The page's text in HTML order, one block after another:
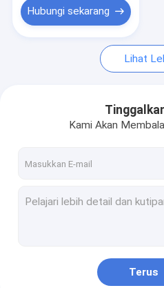
Berita
Layar LCD Tipe Bar
Modul Tampilan LCD Bulat
Layar Lcd Medis
Hubungi sekarang
Lihat
Kami Akan
Terus